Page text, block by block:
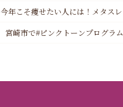
今年こそ痩せたい人には！メタス
宮崎市で#ピンクトーンプログラ